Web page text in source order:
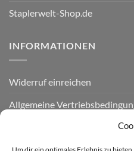
Staplerwelt-Shop.de
INFORMATIONEN
Widerruf einreichen
Allgemeine